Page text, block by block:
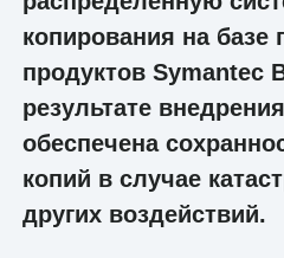
копирования на
продуктов Symantec
результате
обеспечена
копий в случае
других воздействий.